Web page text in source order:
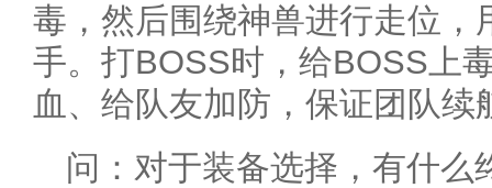
毒，然后围绕神兽进行走位，
手。打BOSS时，给BOSS上
血、给队友加防，保证团队续
问：对于装备选择，有什么